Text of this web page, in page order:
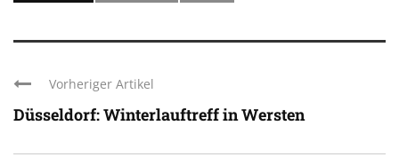
Vorheriger Artikel
Düsseldorf: Winterlauftreff in Wersten